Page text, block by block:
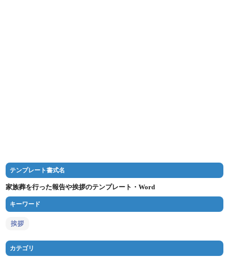
テンプレート書式名
家族葬を行った報告や挨拶のテンプレート・Word
キーワード
挨拶
カテゴリ